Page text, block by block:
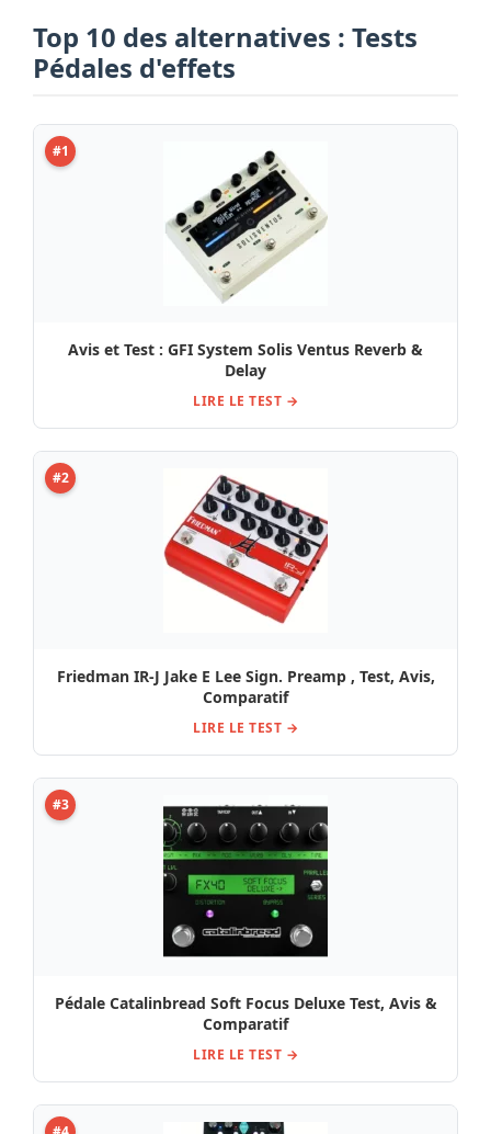
Top 10 des alternatives : Tests
Pédales d'effets
#1
Avis et Test : GFI System Solis Ventus Reverb &
Delay
LIRE LE TEST →
#2
Friedman IR-J Jake E Lee Sign. Preamp , Test, Avis,
Comparatif
LIRE LE TEST →
#3
Pédale Catalinbread Soft Focus Deluxe Test, Avis &
Comparatif
LIRE LE TEST →